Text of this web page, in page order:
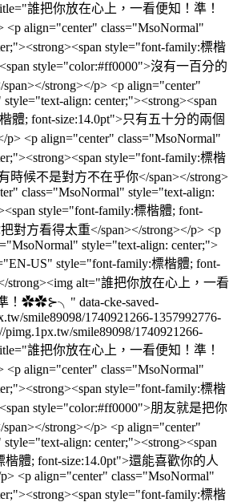
誰把你放在心上，一看便知！準！
align="center" class="MsoNormal"
style="font-family:標楷
style="color:#ff0000">沒有一百分的
strong></p> <p align="center"
align: center;"><strong><span
體; font-size:14.0pt">只有五十分的兩個
p> <p align="center" class="MsoNormal"
style="font-family:標楷
時候不是對方不在乎你</span></strong>
class="MsoNormal" style="text-align:
style="font-family:標楷體; font-
對方看得太重</span></strong></p> <p
style="text-align: center;">
US" style="font-family:標楷體; font-
strong><img alt="誰把你放在心上，一看
！✿✿⊱╮" data-cke-saved-
smile89098/1740921266-1357992776-
pimg.1px.tw/smile89098/1740921266-
誰把你放在心上，一看便知！準！
align="center" class="MsoNormal"
style="font-family:標楷
style="color:#ff0000">朋友就是把你
strong></p> <p align="center"
align: center;"><strong><span
楷體; font-size:14.0pt">還能喜歡你的人
<p align="center" class="MsoNormal"
style="font-family:標楷